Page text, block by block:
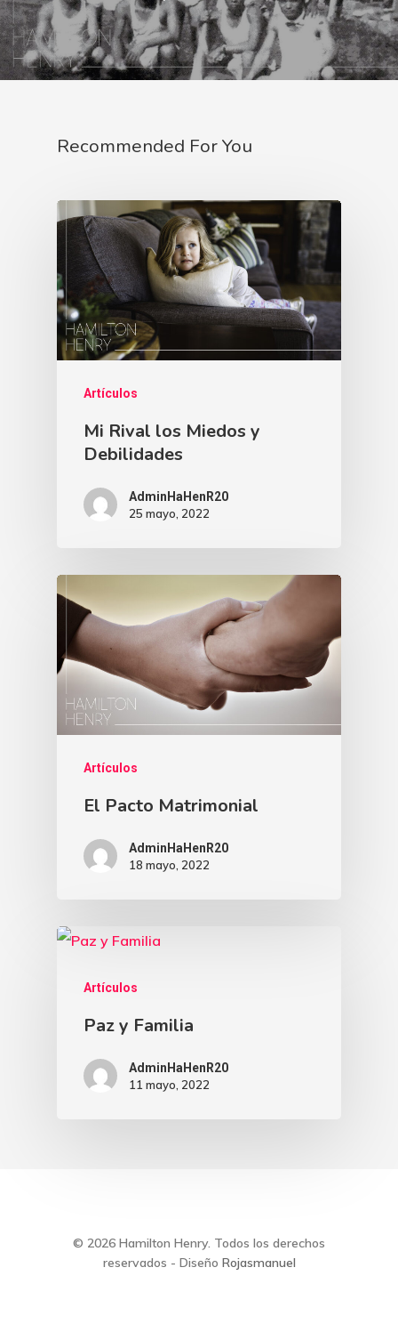
Recommended For You
Artículos
Mi Rival los Miedos y
Debilidades
AdminHaHenR20
25 mayo, 2022
Artículos
El Pacto Matrimonial
AdminHaHenR20
18 mayo, 2022
Artículos
Paz y Familia
AdminHaHenR20
11 mayo, 2022
© 2026 Hamilton Henry. Todos los derechos
reservados - Diseño Rojasmanuel